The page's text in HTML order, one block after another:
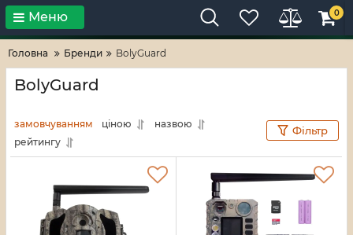
Тільки високі технології! RV-ZAFT
Меню 0
Головна Бренди BolyGuard
BolyGuard
замовчуванням ціною
назвою
рейтингу
Фільтр